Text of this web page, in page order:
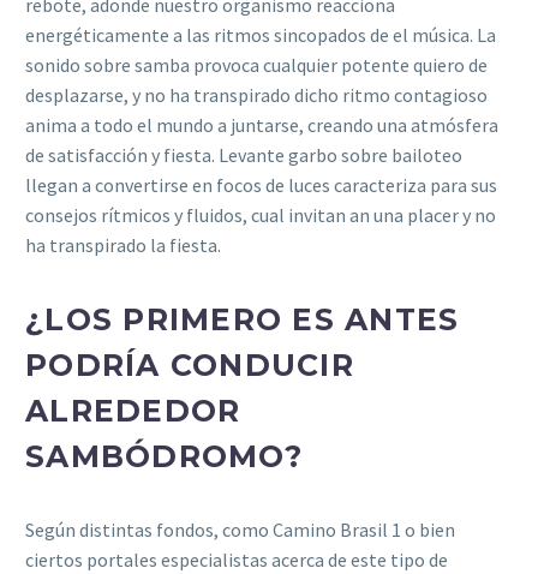
energéticamente a las ritmos sincopados de el música. La
sonido sobre samba provoca cualquier potente quiero de
desplazarse, y no ha transpirado dicho ritmo contagioso
anima a todo el mundo a juntarse, creando una atmósfera
de satisfacción y fiesta. Levante garbo sobre bailoteo
llegan a convertirse en focos de luces caracteriza para sus
consejos rítmicos y fluidos, cual invitan an una placer y no
ha transpirado la fiesta.
¿LOS PRIMERO ES ANTES
PODRÍA CONDUCIR
ALREDEDOR
SAMBÓDROMO?
Según distintas fondos, como Camino Brasil 1 o bien
ciertos portales especialistas acerca de este tipo de